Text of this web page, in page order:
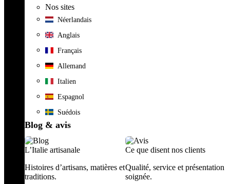
Nos sites
Néerlandais
Anglais
Français
Allemand
Italien
Espagnol
Suédois
Blog & avis
L’Italie artisanale
Histoires d’artisans, matières et
traditions.
Ce que disent nos clients
Qualité, service et présentation
soignée.